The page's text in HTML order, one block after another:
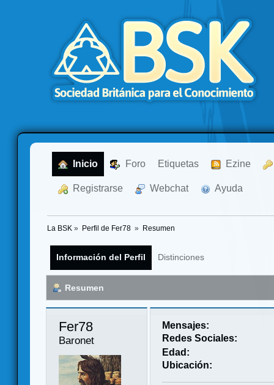
Inicio Foro Etiquetas Ezine
Registrarse Webchat Ayuda
La BSK » Perfil de Fer78 » Resumen
Información del Perfil Distinciones
Resumen
Fer78
Baronet
Mensajes:
Redes Sociales:
Edad:
Ubicación: